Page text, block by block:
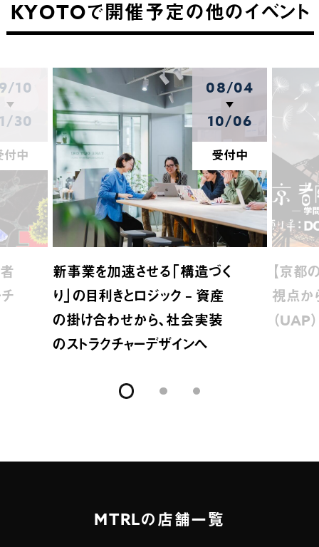
KYOTOで開催予定の他のイベント
10
30
付中
08/04
10/06
受付中
新事業を加速させる「構造づく
り」の目利きとロジック – 資産
の掛け合わせから、社会実装
のストラクチャーデザインへ
【京都
視点か
（UAP
MTRLの店舗一覧